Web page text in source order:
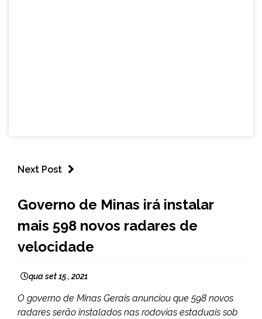
Next Post
GERAIS
NOTÍCIAS
Governo de Minas irá instalar
mais 598 novos radares de
velocidade
qua set 15 , 2021
O governo de Minas Gerais anunciou que 598 novos
radares serão instalados nas rodovias estaduais sob